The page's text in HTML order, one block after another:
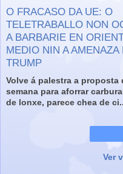
O FRACASO DA UE: O
TELETRABALLO NON
A BARBARIE EN
MEDIO NIN A AMENAZA
TRUMP
Volve á palestra a proposta
semana para aforrar
de lonxe, parece chea de
Ver